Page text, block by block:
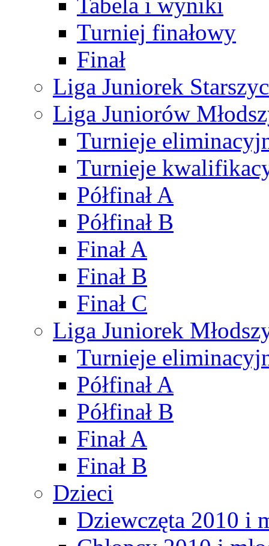
Turniej finałowy
Finał
Liga Juniorek
Liga Juniorów
Turnieje
Turnieje
Półfinał A
Półfinał B
Finał A
Finał B
Finał C
Liga Juniorek
Turnieje
Półfinał A
Półfinał B
Finał A
Finał B
Dzieci
Dziewczęta 2010 i